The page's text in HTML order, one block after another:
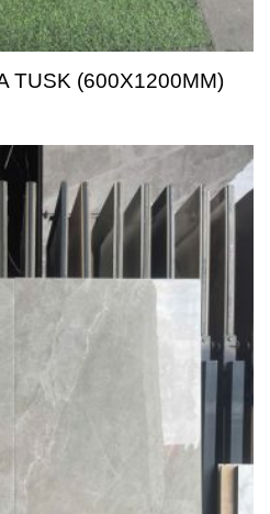
TUSK (600X1200MM)